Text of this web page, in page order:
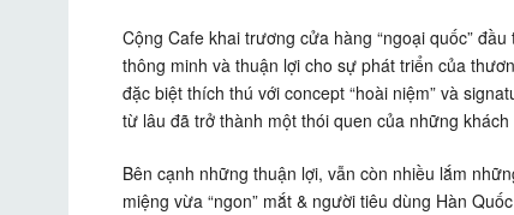
Cộng Cafe khai trương cửa hàng “ngoại quốc”
thông minh và thuận lợi cho sự phát triển của
đặc biệt thích thú với concept “hoài niệm” và
từ lâu đã trở thành một thói quen của những
Bên cạnh những thuận lợi, vẫn còn nhiều lắm
miệng vừa “ngon” mắt & người tiêu dùng Hàn